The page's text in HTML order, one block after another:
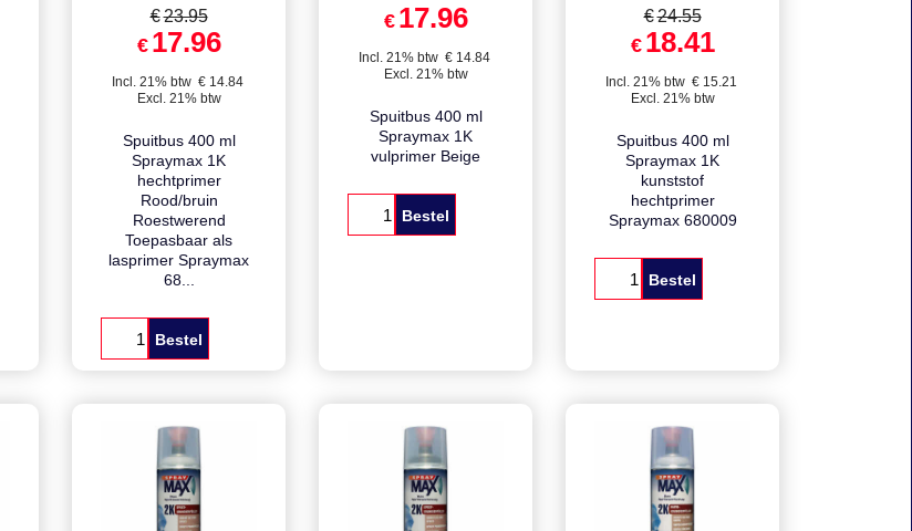
Prijs per stuk
€23.95
€ 17.96
Excl. 21% btw
Spuitbus 400 ml
Spraymax 1K
hechtprimer
Rood/bruin
Roestwerend
Toepasbaar als
68...
€23.95
€ 17.96
Excl. 21% btw
Spuitbus 400 ml
vulprimer Beige
Prijs per stuk
€24.55
€ 18.41
Excl. 21% btw
Spuitbus 400 ml
Spraymax 1K
kunststof
Spraymax 680009